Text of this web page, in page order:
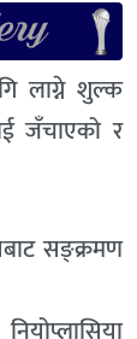
लाग्ने शुल्क
जँचाएको र
सङ्क्रमण